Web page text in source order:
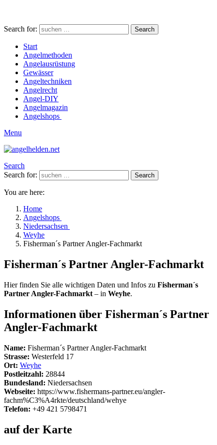
Search for: Search
Start
Angelmethoden
Angelausrüstung
Gewässer
Angeltechniken
Angelrecht
Angel-DIY
Angelmagazin
Angelshops
Menu
Search
Search for:
Search
You are here:
Home
Angelshops
Niedersachsen
Weyhe
Fisherman´s Partner Angler-Fachmarkt
Fisherman´s Partner Angler-Fachmarkt
Hier finden Sie alle wichtigen Daten und Infos zu Fisherman´s
Partner Angler-Fachmarkt – in Weyhe.
Informationen über Fisherman´s Partner
Angler-Fachmarkt
Name: Fisherman´s Partner Angler-Fachmarkt
Strasse: Westerfeld 17
Ort: Weyhe
Postleitzahl: 28844
Bundesland: Niedersachsen
Webseite: https://www.fishermans-partner.eu/angler-
fachm%C3%A4rkte/deutschland/wehye
Telefon: +49 421 5798471
auf der Karte